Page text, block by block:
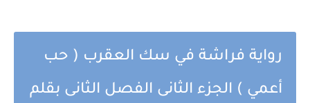
رواية فراشة في سك العقرب ( حب
أعمي ) الجزء الثانى الفصل الثانى بقلم